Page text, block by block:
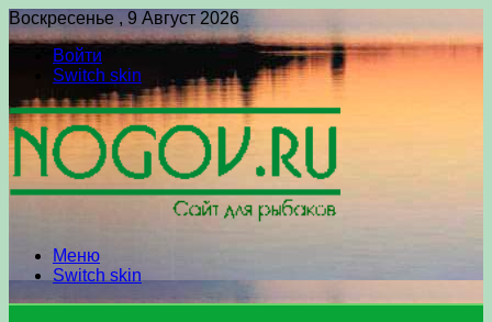
Воскресенье , 9 Август 2026
Войти
Switch skin
Меню
Switch skin